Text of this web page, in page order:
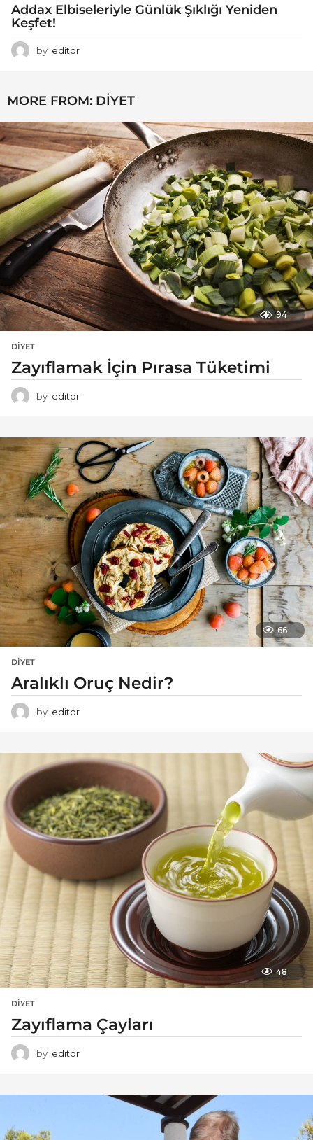
Addax Elbiseleriyle Günlük Şıklığı Yeniden
Keşfet!
by editor
MORE FROM: DIYET
94
DIYET
Zayıflamak İçin Pırasa Tüketimi
by editor
66
DIYET
Aralıklı Oruç Nedir?
by editor
48
DIYET
Zayıflama Çayları
by editor